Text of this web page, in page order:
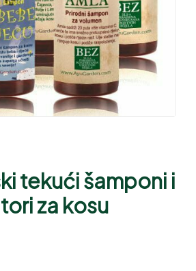
tekući šamponi i
za kosu